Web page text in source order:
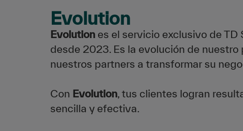
Evolution
Evolution es el servicio exclusivo de TD
desde 2023. Es la evolución de nuestro
nuestros partners a transformar su
Con Evolution, tus clientes logran
sencilla y efectiva.